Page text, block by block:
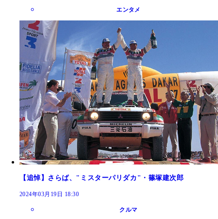
エンタメ
【追悼】さらば、"ミスターパリダカ"・篠塚建次郎
2024年03月19日 18:30
クルマ